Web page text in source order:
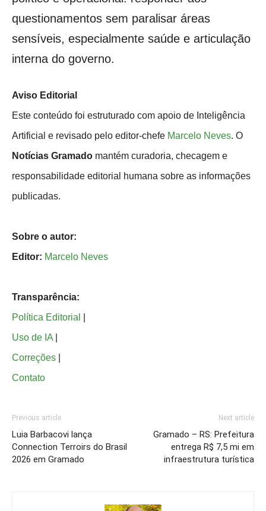
questionamentos sem paralisar áreas
sensíveis, especialmente saúde e articulação
interna do governo.
Aviso Editorial
Este conteúdo foi estruturado com apoio de Inteligência
Artificial e revisado pelo editor-chefe Marcelo Neves. O
Notícias Gramado mantém curadoria, checagem e
responsabilidade editorial humana sobre as informações
publicadas.
Sobre o autor:
Editor: Marcelo Neves
Transparência:
Política Editorial
Uso de IA
Correções
Contato
Previous article
Luia Barbacovi lança
Connection Terroirs do Brasil
2026 em Gramado
Next article
Gramado – RS: Prefeitura
entrega R$ 7,5 mi em
infraestrutura turística